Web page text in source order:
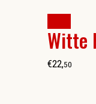
Witte
€22,50